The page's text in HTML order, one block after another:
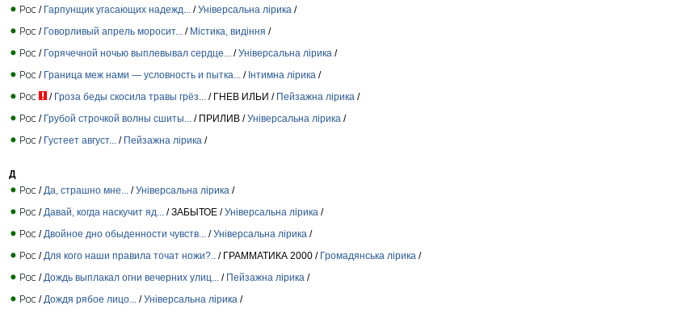
/ Гарпунщик угасающих надежд... /Універсальна лірика /
/ Говорливый апрель моросит... / Містика, видіння /
/ Горячечной ночью выплевывал сердце... /Універсальна лірика /
/ Граница меж нами — условность и пытка... / Інтимна лірика /
/ Гроза беды скосила травы грёз... / ГНЕВ ИЛЬИ / Пейзажна лірика /
/ Грубой строчкой волны сшиты... / ПРИЛИВ /Універсальна лірика /
/ Густеет август... / Пейзажна лірика /
Д
/ Да, страшно мне... /Універсальна лірика /
/ Давай, когда наскучит яд... / ЗАБЫТОЕ /Універсальна лірика /
/ Двойное дно обыденности чувств... /Універсальна лірика /
/ Для кого наши правила точат ножи?.. / ГРАММАТИКА 2000 / Громадянська лірика /
/ Дождь выплакал огни вечерних улиц... / Пейзажна лірика /
/ Дождя рябое лицо... /Універсальна лірика /